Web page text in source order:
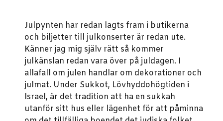
Julpynten har redan lagts fram i butikerna
och biljetter till julkonserter är redan ute.
Känner jag mig själv rätt så kommer
julkänslan redan vara över på juldagen. I
allafall om julen handlar om dekorationer och
julmat. Under Sukkot, Lövhyddohögtiden i
Israel, är det tradition att ha en sukkah
utanför sitt hus eller lägenhet för att påminna